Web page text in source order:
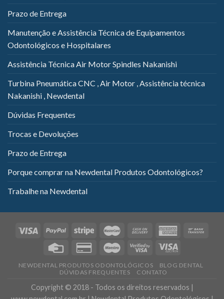
Prazo de Entrega
Manutenção e Assistência Técnica de Equipamentos
Odontológicos e Hospitalares
Assistência Técnica Air Motor Spindles Nakanishi
Turbina Pneumática CNC , Air Motor , Assistência técnica
Nakanishi , Newdental
Dúvidas Frequentes
Trocas e Devoluções
Prazo de Entrega
Porque comprar na Newdental Produtos Odontológicos?
Trabalhe na Newdental
NEWDENTAL PRODUTOS ODONTOLÓGICOS
BLOG DENTAL
DÚVIDAS FREQUENTES
CONTATO
Copyright © 2018 - Todos os direitos reservados |